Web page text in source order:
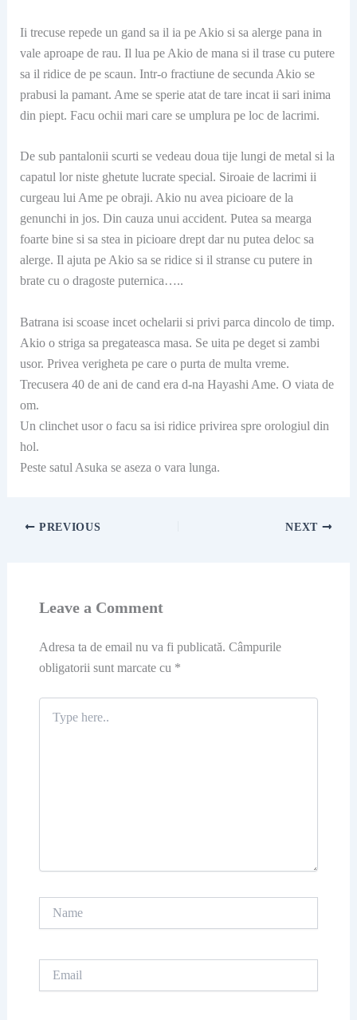
Ii trecuse repede un gand sa il ia pe Akio si sa alerge pana in
vale aproape de rau. Il lua pe Akio de mana si il trase cu putere
sa il ridice de pe scaun. Intr-o fractiune de secunda Akio se
prabusi la pamant. Ame se sperie atat de tare incat ii sari inima
din piept. Facu ochii mari care se umplura pe loc de lacrimi.
De sub pantalonii scurti se vedeau doua tije lungi de metal si la
capatul lor niste ghetute lucrate special. Siroaie de lacrimi ii
curgeau lui Ame pe obraji. Akio nu avea picioare de la
genunchi in jos. Din cauza unui accident. Putea sa mearga
foarte bine si sa stea in picioare drept dar nu putea deloc sa
alerge. Il ajuta pe Akio sa se ridice si il stranse cu putere in
brate cu o dragoste puternica…..
Batrana isi scoase incet ochelarii si privi parca dincolo de timp.
Akio o striga sa pregateasca masa. Se uita pe deget si zambi
usor. Privea verigheta pe care o purta de multa vreme.
Trecusera 40 de ani de cand era d-na Hayashi Ame. O viata de
om.
Un clinchet usor o facu sa isi ridice privirea spre orologiul din
hol.
Peste satul Asuka se aseza o vara lunga.
PREVIOUS NEXT
Leave a Comment
Adresa ta de email nu va fi publicată. Câmpurile
obligatorii sunt marcate cu *
here..